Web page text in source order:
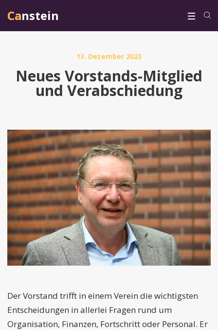
Canstein
Canstein
13. Dezember 2023
Neues Vorstands-Mitglied
und Verabschiedung
Der Vorstand trifft in einem Verein die wichtigsten
Entscheidungen in allerlei Fragen rund um
Organisation, Finanzen, Fortschritt oder Personal. Er